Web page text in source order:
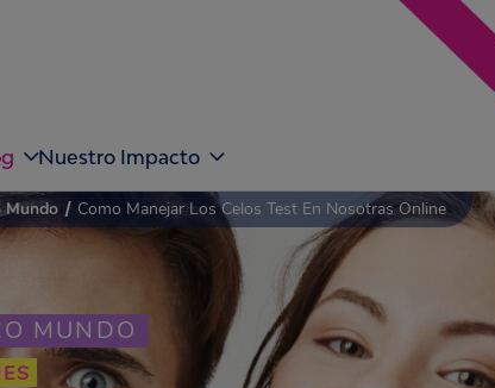
Nuestro Impacto
MUNDO
Mundo / Como Manejar Los Celos Test En Nosotras Online